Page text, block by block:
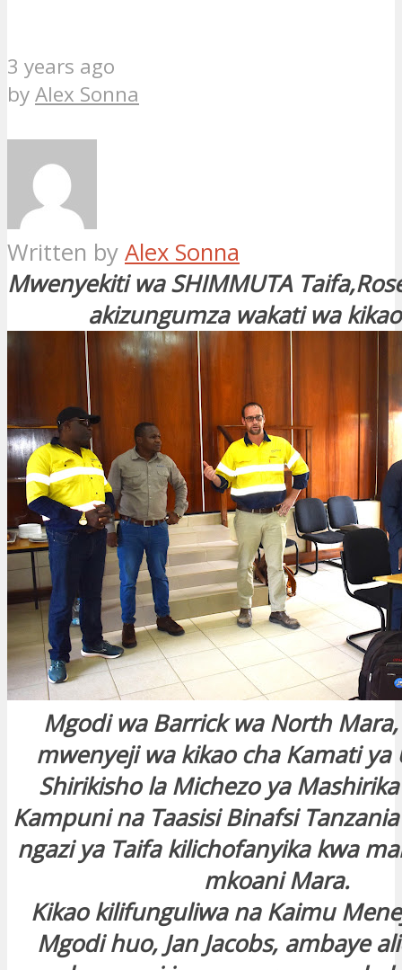
3 years ago
byAlex Sonna
Written by Alex Sonna
Mwenyekiti wa SHIMMUTA
akizungumza wakati wa
Mgodi wa Barrick wa North
mwenyeji wa kikao cha Kamati ya
Shirikisho la Michezo ya
Kampuni na Taasisi Binafsi
ngazi ya Taifa kilichofanyika kwa
mkoani Mara.
Kikao kilifunguliwa na Kaimu
Mgodi huo, Jan Jacobs, ambaye